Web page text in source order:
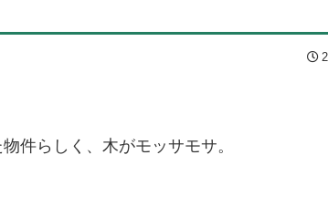
件らしく、木がモッサモサ。